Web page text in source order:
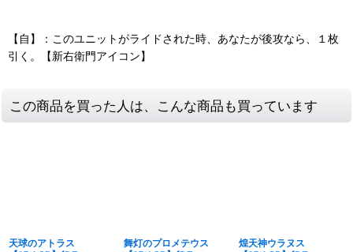
【自】：このユニットがライドされた時、あなたが後攻なら、１枚
引く。【新右衛門アイコン】
この商品を買った人は、こんな商品も買っています
天球のアトラス
舞灯のプロメテウス
煌天神ウラヌス